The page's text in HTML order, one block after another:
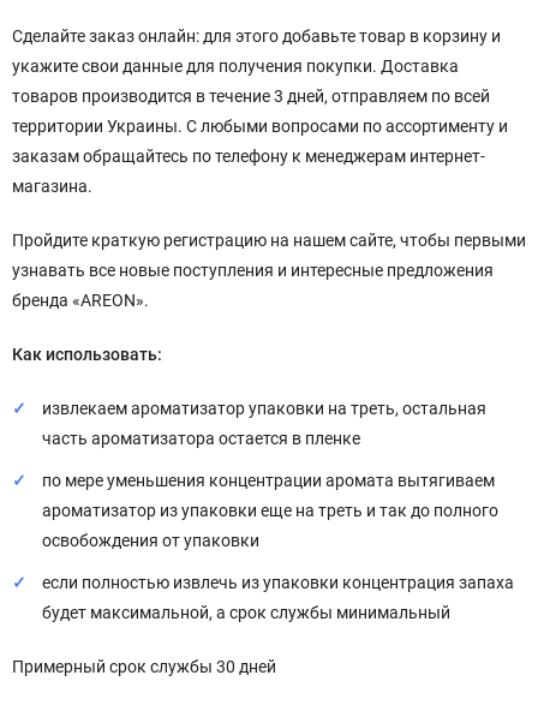
Сделайте заказ онлайн: для этого добавьте товар в корзину и
укажите свои данные для получения покупки. Доставка
товаров производится в течение 3 дней, отправляем по всей
территории Украины. С любыми вопросами по ассортименту и
заказам обращайтесь по телефону к менеджерам интернет-
магазина.
Пройдите краткую регистрацию на нашем сайте, чтобы первыми
узнавать все новые поступления и интересные предложения
бренда «AREON».
Как использовать:
извлекаем ароматизатор упаковки на треть, остальная
часть ароматизатора остается в пленке
по мере уменьшения концентрации аромата вытягиваем
ароматизатор из упаковки еще на треть и так до полного
освобождения от упаковки
если полностью извлечь из упаковки концентрация запаха
будет максимальной, а срок службы минимальный
Примерный срок службы 30 дней